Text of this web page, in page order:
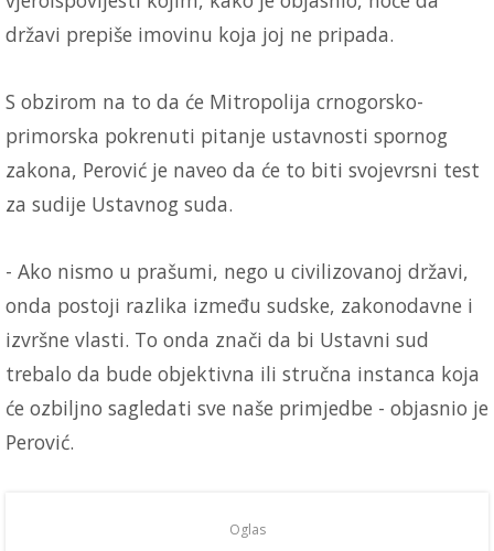
državi prepiše imovinu koja joj ne pripada.
S obzirom na to da će Mitropolija crnogorsko-
primorska pokrenuti pitanje ustavnosti spornog
zakona, Perović je naveo da će to biti svojevrsni test
za sudije Ustavnog suda.
- Ako nismo u prašumi, nego u civilizovanoj državi,
onda postoji razlika između sudske, zakonodavne i
izvršne vlasti. To onda znači da bi Ustavni sud
trebalo da bude objektivna ili stručna instanca koja
će ozbiljno sagledati sve naše primjedbe - objasnio je
Perović.
Oglas